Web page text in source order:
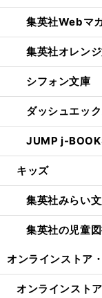
集英社Webマ
集英社オレン
シフォン文庫
ダッシュエッ
JUMP j-
キッズ
集英社みらい
集英社の児童
オンラインストア・
オンラインストア